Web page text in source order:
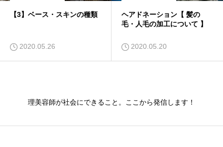
【3】ベース・スキンの種類
2020.05.26
ヘアドネーション【 髪の
毛・人毛の加工について 】
2020.05.20
理美容師が社会にできること。ここから発信します！